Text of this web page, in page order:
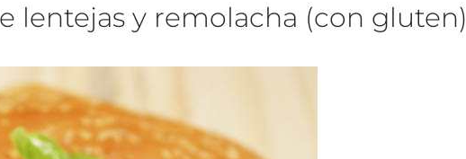
lentejas y remolacha (con gluten)